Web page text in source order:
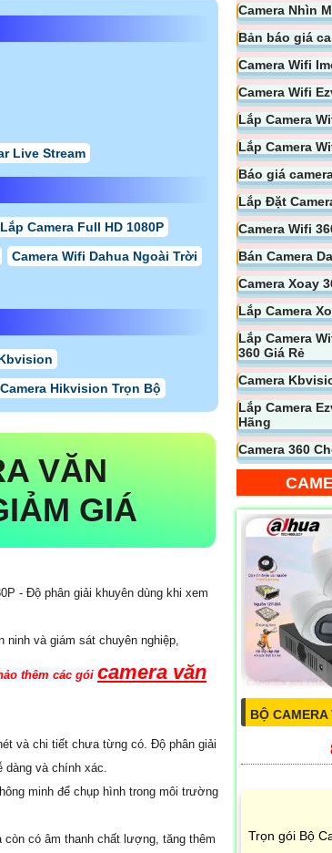
Live Stream
Lắp Camera Full HD 1080P
Camera Wifi Dahua Ngoài Trời
Hikvision Trọn Bộ
VĂN
GIÁ
- Độ phân giải khuyên dùng khi xem
và giám sát chuyên nghiệp,
thêm các gói camera văn
và chi tiết chưa từng có. Độ phân giải
và chính xác.
minh để chụp hình trong môi trường
có âm thanh chất lượng, tăng thêm
Camera Nhìn
Bản báo giá
Camera Wifi
Camera Wifi
Lắp Camera
Lắp Camera
Báo giá
Lắp Đặt
Camera Wifi
Bán Camera
Camera Xoay
Lắp Camera
Lắp Camera
360 Giá Rẻ
Camera
Lắp Camera
Hãng
Camera 360
BỘ CAMERA
Trọn gói Bộ